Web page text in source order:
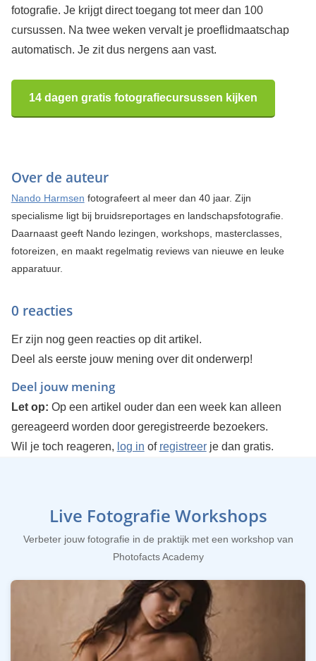
fotografie. Je krijgt direct toegang tot meer dan 100
cursussen. Na twee weken vervalt je proeflidmaatschap
automatisch. Je zit dus nergens aan vast.
14 dagen gratis fotografiecursussen kijken
Over de auteur
Nando Harmsen fotografeert al meer dan 40 jaar. Zijn
specialisme ligt bij bruidsreportages en landschapsfotografie.
Daarnaast geeft Nando lezingen, workshops, masterclasses,
fotoreizen, en maakt regelmatig reviews van nieuwe en leuke
apparatuur.
0 reacties
Er zijn nog geen reacties op dit artikel.
Deel als eerste jouw mening over dit onderwerp!
Deel jouw mening
Let op: Op een artikel ouder dan een week kan alleen
gereageerd worden door geregistreerde bezoekers.
Wil je toch reageren, log in of registreerje dan gratis.
Live Fotografie Workshops
Verbeter jouw fotografie in de praktijk met een workshop van
Photofacts Academy